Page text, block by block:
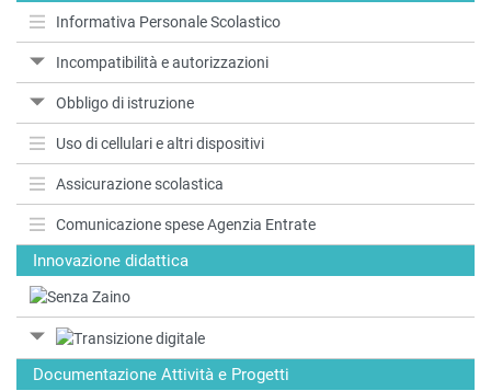
Informativa Personale Scolastico
Incompatibilità e autorizzazioni
Obbligo di istruzione
Uso di cellulari e altri dispositivi
Assicurazione scolastica
Comunicazione spese Agenzia Entrate
Innovazione didattica
Documentazione Attività e Progetti